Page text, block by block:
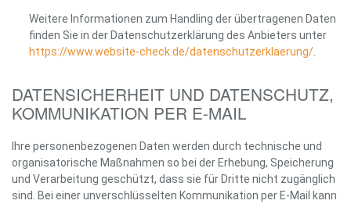
Weitere Informationen zum Handling der übertragenen Daten
finden Sie in der Datenschutzerklärung des Anbieters unter
https://www.website-check.de/datenschutzerklaerung/
DATENSICHERHEIT UND DATENSCHUTZ,
KOMMUNIKATION PER E-MAIL
Ihre personenbezogenen Daten werden durch technische und
organisatorische Maßnahmen so bei der Erhebung, Speicherung
und Verarbeitung geschützt, dass sie für Dritte nicht zugänglich
sind. Bei einer unverschlüsselten Kommunikation per E-Mail kann